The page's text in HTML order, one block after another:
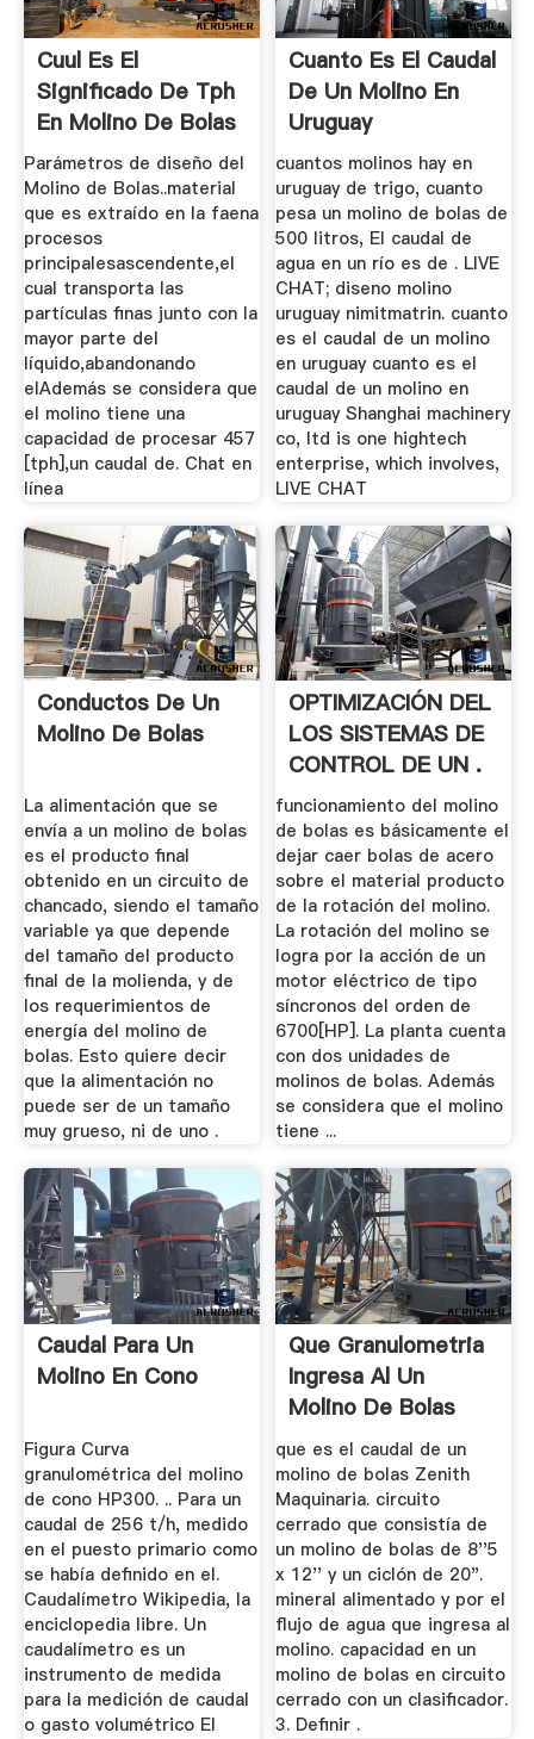
Cuul Es El
Significado De Tph
En Molino De Bolas
Parámetros de diseño del
Molino de Bolas..material
que es extraído en la faena
procesos
principalesascendente,el
cual transporta las
partículas finas junto con la
mayor parte del
líquido,abandonando
elAdemás se considera que
el molino tiene una
capacidad de procesar 457
[tph],un caudal de. Chat en
línea
Cuanto Es El Caudal
De Un Molino En
Uruguay
cuantos molinos hay en
uruguay de trigo, cuanto
pesa un molino de bolas de
500 litros, El caudal de
agua en un río es de . LIVE
CHAT; diseno molino
uruguay nimitmatrin. cuanto
es el caudal de un molino
en uruguay cuanto es el
caudal de un molino en
uruguay Shanghai machinery
co, ltd is one hightech
enterprise, which involves,
LIVE CHAT
Conductos De Un
Molino De Bolas
La alimentación que se
envía a un molino de bolas
es el producto final
obtenido en un circuito de
chancado, siendo el tamaño
variable ya que depende
del tamaño del producto
final de la molienda, y de
los requerimientos de
energía del molino de
bolas. Esto quiere decir
que la alimentación no
puede ser de un tamaño
muy grueso, ni de uno .
OPTIMIZACIÓN DEL
LOS SISTEMAS DE
CONTROL DE UN .
funcionamiento del molino
de bolas es básicamente el
dejar caer bolas de acero
sobre el material producto
de la rotación del molino.
La rotación del molino se
logra por la acción de un
motor eléctrico de tipo
síncronos del orden de
6700[HP]. La planta cuenta
con dos unidades de
molinos de bolas. Además
se considera que el molino
tiene ...
Caudal Para Un
Molino En Cono
Figura Curva
granulométrica del molino
de cono HP300. .. Para un
caudal de 256 t/h, medido
en el puesto primario como
se había definido en el.
Caudalímetro Wikipedia, la
enciclopedia libre. Un
caudalímetro es un
instrumento de medida
para la medición de caudal
o gasto volumétrico El
Que Granulometria
Ingresa Al Un
Molino De Bolas
que es el caudal de un
molino de bolas Zenith
Maquinaria. circuito
cerrado que consistía de
un molino de bolas de 8''5
x 12'' y un ciclón de 20".
mineral alimentado y por el
flujo de agua que ingresa al
molino. capacidad en un
molino de bolas en circuito
cerrado con un clasificador.
3. Definir .